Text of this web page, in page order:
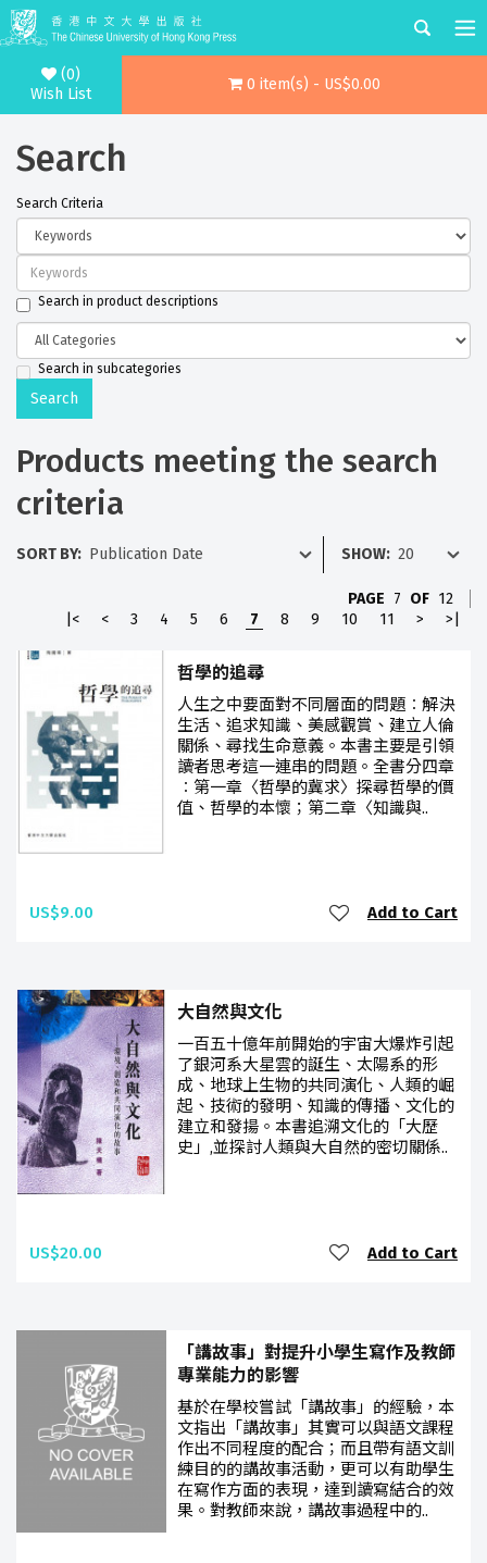
(0)
Wish List
0 item(s) - US$0.00
Search
Search Criteria
Search in product descriptions
Search in subcategories
Products meeting the search
criteria
SORT BY: SHOW:
PAGE 7 OF 12
|<
< 3 4 5 6 7 8 9 10 11 > >|
哲學的追尋
人生之中要面對不同層面的問題︰解決
生活、追求知識、美感觀賞、建立人倫
關係、尋找生命意義。本書主要是引領
讀者思考這一連串的問題。全書分四章
︰第一章〈哲學的冀求〉探尋哲學的價
值、哲學的本懷；第二章〈知識與..
US$9.00 Add to Cart
大自然與文化
一百五十億年前開始的宇宙大爆炸引起
了銀河系大星雲的誕生、太陽系的形
成、地球上生物的共同演化、人類的崛
起、技術的發明、知識的傳播、文化的
建立和發揚。本書追溯文化的「大歷
史」,並探討人類與大自然的密切關係..
US$20.00 Add to Cart
「講故事」對提升小學生寫作及教師
專業能力的影響
基於在學校嘗試「講故事」的經驗，本
文指出「講故事」其實可以與語文課程
作出不同程度的配合；而且帶有語文訓
練目的的講故事活動，更可以有助學生
在寫作方面的表現，達到讀寫結合的效
果。對教師來說，講故事過程中的..